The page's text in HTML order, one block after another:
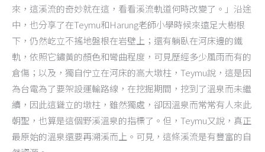
來，這溪流的奇妙就在這，看看溪流軌道何時改變了。」沿途
中，也分享了在Teymu和Harung老師小學時候來遠足大樹根
下，仍然屹立不搖地盤根在岩壁上；還有躺臥在河床邊的鐵
軌，依照它鏽黃的顏色和彎曲程度，可見歷經多少風雨而有的
倉傷；以及，獨自佇立在河床的高大墩柱，Teymu說，這是因
為台電為了要架設運輸路線，在挖掘期間，挖到了溫泉而未繼
續，因此這聳立的墩柱，雖然獨處，卻因溫泉而常常有人來此
朝聖，也算是這個野溪溫泉的指標了。但，Teymu又說，真正
最原始的溫泉還要再溯溪而上。可見，這條溪流是有豐富的自